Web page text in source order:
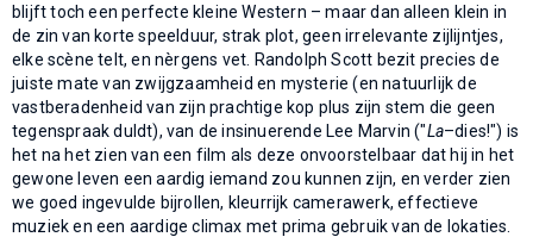
blijft toch een perfecte kleine Western – maar dan alleen klein in
de zin van korte speelduur, strak plot, geen irrelevante zijlijntjes,
elke scène telt, en nèrgens vet. Randolph Scott bezit precies de
juiste mate van zwijgzaamheid en mysterie (en natuurlijk de
vastberadenheid van zijn prachtige kop plus zijn stem die geen
tegenspraak duldt), van de insinuerende Lee Marvin ("La–dies!") is
het na het zien van een film als deze onvoorstelbaar dat hij in het
gewone leven een aardig iemand zou kunnen zijn, en verder zien
we goed ingevulde bijrollen, kleurrijk camerawerk, effectieve
muziek en een aardige climax met prima gebruik van de lokaties.